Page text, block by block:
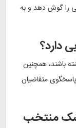
را گوش دهد و به
دارد؟
باشند، همچنین
پاسخگوی متقاضیان
منتخب